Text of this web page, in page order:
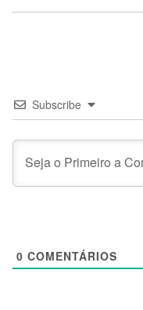
Subscribe
0 COMENTÁRIOS